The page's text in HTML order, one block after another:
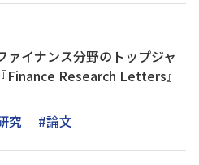
ァイナンス分野のトップジャ
Finance Research Letters』
究 #論文